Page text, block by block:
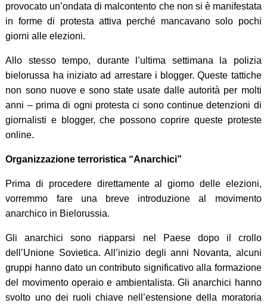
provocato un’ondata di malcontento che non si è manifestata
in forme di protesta attiva perché mancavano solo pochi
giorni alle elezioni.
Allo stesso tempo, durante l’ultima settimana la polizia
bielorussa ha iniziato ad arrestare i blogger. Queste tattiche
non sono nuove e sono state usate dalle autorità per molti
anni – prima di ogni protesta ci sono continue detenzioni di
giornalisti e blogger, che possono coprire queste proteste
online.
Organizzazione terroristica “Anarchici”
Prima di procedere direttamente al giorno delle elezioni,
vorremmo fare una breve introduzione al movimento
anarchico in Bielorussia.
Gli anarchici sono riapparsi nel Paese dopo il crollo
dell’Unione Sovietica. All’inizio degli anni Novanta, alcuni
gruppi hanno dato un contributo significativo alla formazione
del movimento operaio e ambientalista. Gli anarchici hanno
svolto uno dei ruoli chiave nell’estensione della moratoria